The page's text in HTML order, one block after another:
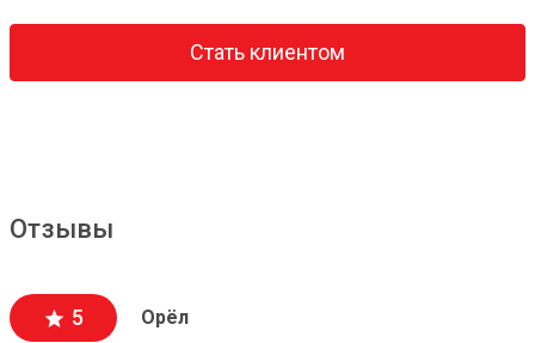
Стать клиентом
Отзывы
5 Орёл